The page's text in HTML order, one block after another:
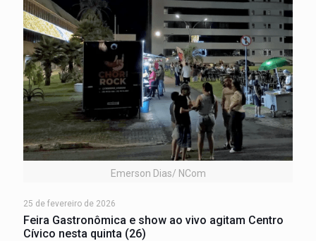
Emerson Dias/ NCom
25 de fevereiro de 2026
Feira Gastronômica e show ao vivo agitam Centro
Cívico nesta quinta (26)